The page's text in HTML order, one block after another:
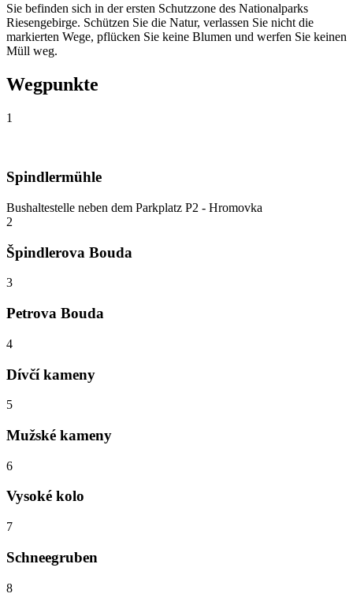
Sie befinden sich in der ersten Schutzzone des Nationalparks
Riesengebirge. Schützen Sie die Natur, verlassen Sie nicht die
markierten Wege, pflücken Sie keine Blumen und werfen Sie keinen
Müll weg.
Wegpunkte
1
Spindlermühle
Bushaltestelle neben dem Parkplatz P2 - Hromovka
2
Špindlerova Bouda
3
Petrova Bouda
4
Dívčí kameny
5
Mužské kameny
6
Vysoké kolo
7
Schneegruben
8